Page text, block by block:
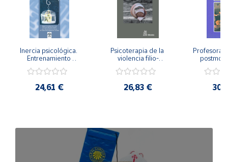
Inercia psicológica.
Entrenamiento
Igualdad de Género.
24,61 €
Psicoterapia de la
violencia filio-
secreto y la
26,83 €